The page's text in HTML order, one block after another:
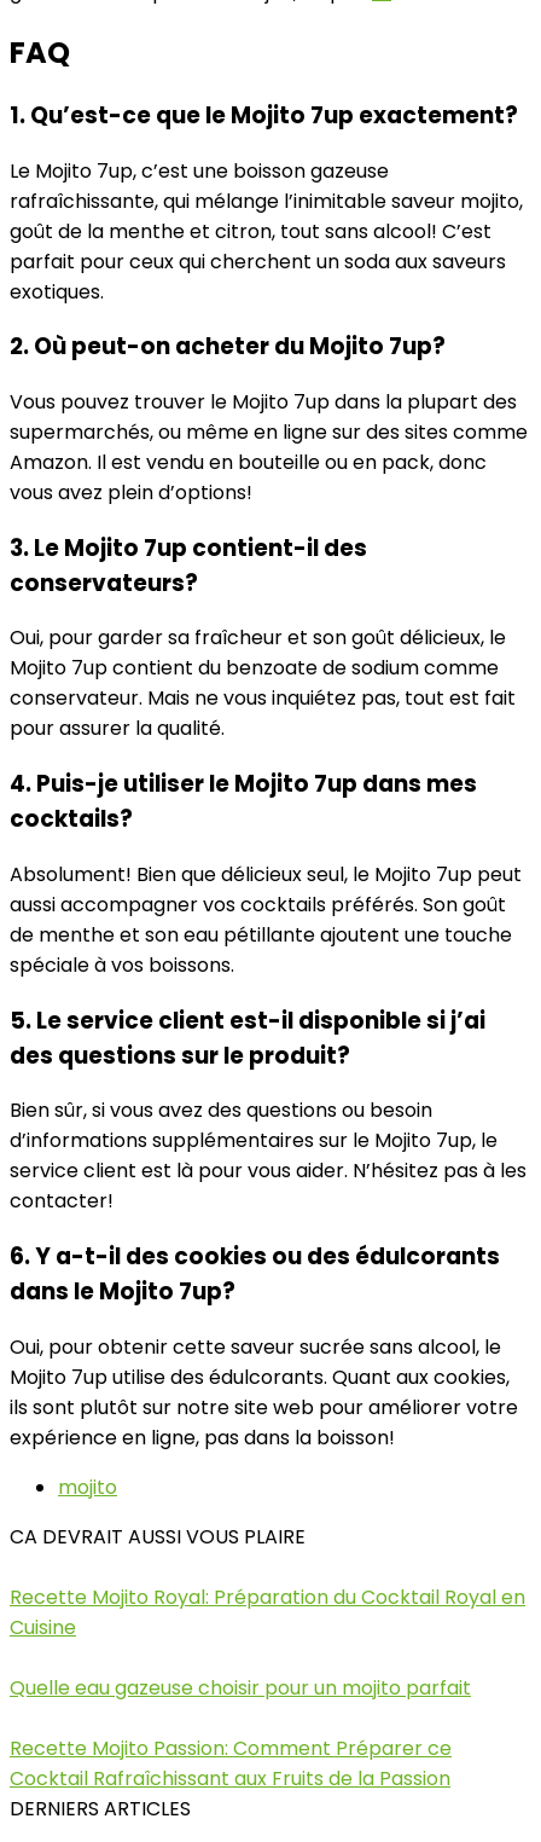
FAQ
1. Qu’est-ce que le Mojito 7up exactement?
Le Mojito 7up, c’est une boisson gazeuse
rafraîchissante, qui mélange l’inimitable saveur mojito,
goût de la menthe et citron, tout sans alcool! C’est
parfait pour ceux qui cherchent un soda aux saveurs
exotiques.
2. Où peut-on acheter du Mojito 7up?
Vous pouvez trouver le Mojito 7up dans la plupart des
supermarchés, ou même en ligne sur des sites comme
Amazon. Il est vendu en bouteille ou en pack, donc
vous avez plein d’options!
3. Le Mojito 7up contient-il des
conservateurs?
Oui, pour garder sa fraîcheur et son goût délicieux, le
Mojito 7up contient du benzoate de sodium comme
conservateur. Mais ne vous inquiétez pas, tout est fait
pour assurer la qualité.
4. Puis-je utiliser le Mojito 7up dans mes
cocktails?
Absolument! Bien que délicieux seul, le Mojito 7up peut
aussi accompagner vos cocktails préférés. Son goût
de menthe et son eau pétillante ajoutent une touche
spéciale à vos boissons.
5. Le service client est-il disponible si j’ai
des questions sur le produit?
Bien sûr, si vous avez des questions ou besoin
d’informations supplémentaires sur le Mojito 7up, le
service client est là pour vous aider. N’hésitez pas à les
contacter!
6. Y a-t-il des cookies ou des édulcorants
dans le Mojito 7up?
Oui, pour obtenir cette saveur sucrée sans alcool, le
Mojito 7up utilise des édulcorants. Quant aux cookies,
ils sont plutôt sur notre site web pour améliorer votre
expérience en ligne, pas dans la boisson!
mojito
CA DEVRAIT AUSSI VOUS PLAIRE
Recette Mojito Royal: Préparation du Cocktail Royal en
Cuisine
Quelle eau gazeuse choisir pour un mojito parfait
Recette Mojito Passion: Comment Préparer ce
Cocktail Rafraîchissant aux Fruits de la Passion
DERNIERS ARTICLES